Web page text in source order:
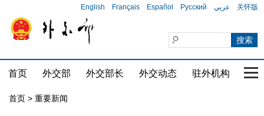
English Français Español Русский عربي 关怀版
首页 外交部 外交部长 外交动态 驻外机构 国
首页 > 重要新闻